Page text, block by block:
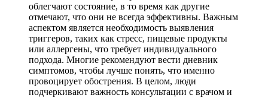
облегчают состояние, в то время как другие
отмечают, что они не всегда эффективны. Важным
аспектом является необходимость выявления
триггеров, таких как стресс, пищевые продукты
или аллергены, что требует индивидуального
подхода. Многие рекомендуют вести дневник
симптомов, чтобы лучше понять, что именно
провоцирует обострения. В целом, люди
подчеркивают важность консультации с врачом и